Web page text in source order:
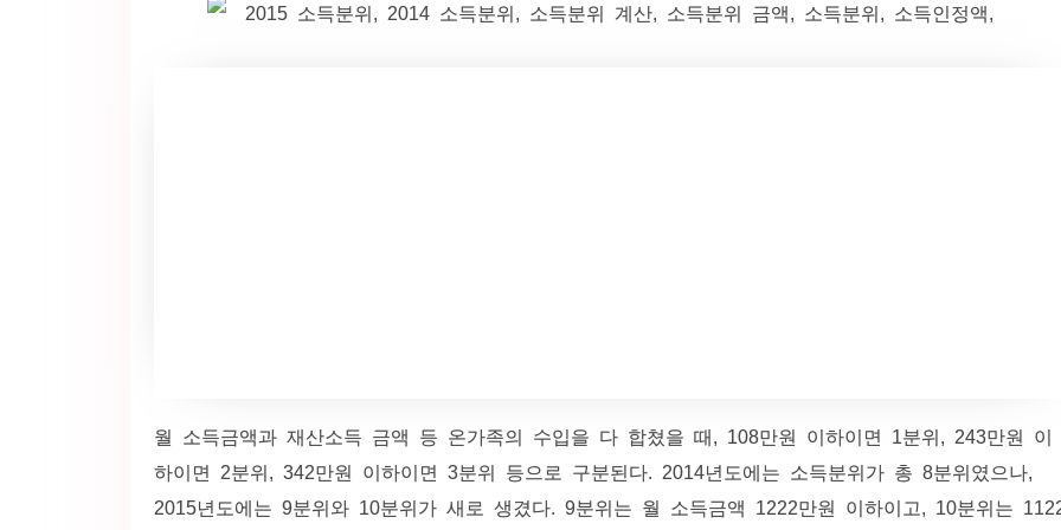
월 소득금액과 재산소득 금액 등 온가족의 수입을 다 합쳤을 때, 108만원 이하이면 1분위, 243만원 이
하이면 2분위, 342만원 이하이면 3분위 등으로 구분된다. 2014년도에는 소득분위가 총 8분위였으나,
2015년도에는 9분위와 10분위가 새로 생겼다. 9분위는 월 소득금액 1222만원 이하이고, 10분위는